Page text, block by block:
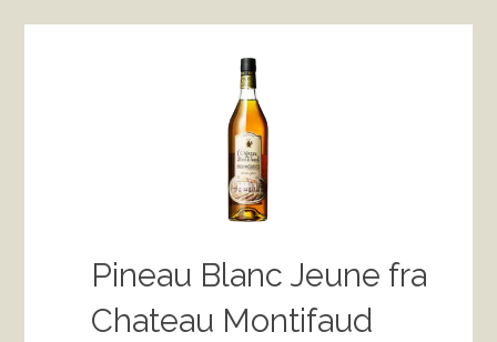
Pineau Blanc Jeune fra
Chateau Montifaud